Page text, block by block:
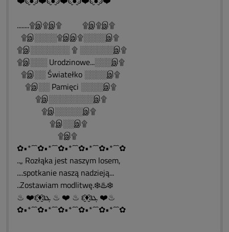
........۩இ۩இ۩ ۩இ۩இ۩
۩இ░░░░۩இஇ۩░░░░இ۩
۩இ░░░░░░░ ۩ ░░░░░░இ۩
۩இ░░░ Urodzinowe...░░░இ۩
۩இ░░ Światełko ░░░░இ۩
۩இ░░ Pamięci ░░░░இ۩
۩இ░░░░░░░░இ۩
۩இ░░░░░இ۩
۩இ░░இ۩
۩இ۩
✿•*´¯`✿•*´¯`✿•*´¯`✿•*´¯`✿•*´¯`✿
..„ Rozłąka jest naszym losem,
....spotkanie naszą nadzieją...
..Zostawiam modlitwę.❄️♨️❄️
♨ ❤️ԑ̮̑♦̮̑ɜܓ ♨ ❤️ ♨ ԑ̮̑♦̮̑ɜܓ ❤️♨
✿•*´¯`✿•*´¯`✿•*´¯`✿•*´¯`✿•*´¯`✿